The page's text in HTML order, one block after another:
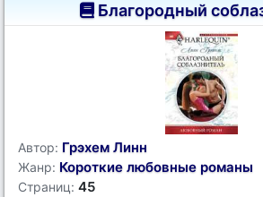
Благородный
Автор: Грэхем Линн
Жанр: Короткие любовные романы
Страниц: 45